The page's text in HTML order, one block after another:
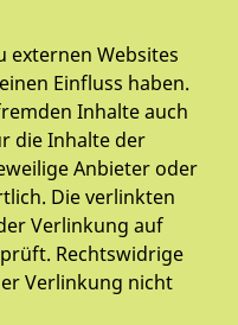
externen Websites
Einfluss haben.
Inhalte auch
die Inhalte der
Anbieter oder
Die verlinkten
Verlinkung auf
Rechtswidrige
Verlinkung nicht